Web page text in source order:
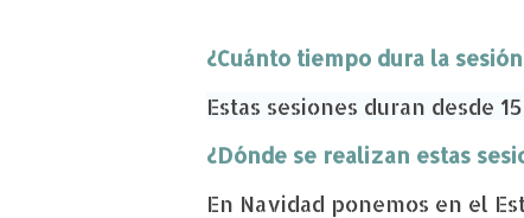
¿Cuánto tiempo dura la
Estas sesiones duran desde
¿Dónde se realizan estas
En Navidad ponemos en el